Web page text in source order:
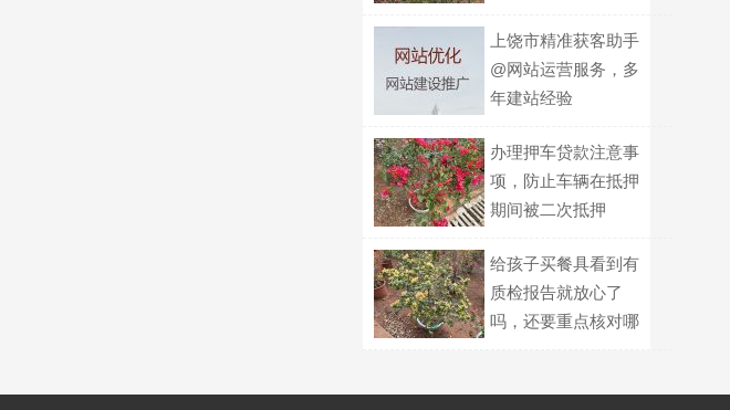
上饶市精准获客助手
@网站运营服务，多
年建站经验
办理押车贷款注意事
项，防止车辆在抵押
期间被二次抵押
给孩子买餐具看到有
质检报告就放心了
吗，还要重点核对哪